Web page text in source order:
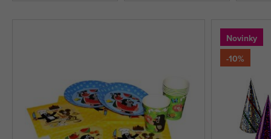
Novinky
-10%